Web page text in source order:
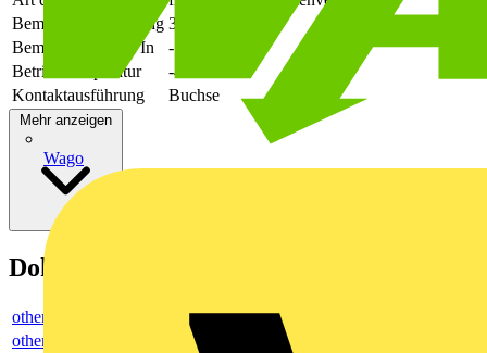
Wago
Bemessungsspannung 320
Bemessungsstrom In
-
Betriebstemperatur
-40 - 105
Kontaktausführung
Buchse
Mehr anzeigen
Dokumente
others
others